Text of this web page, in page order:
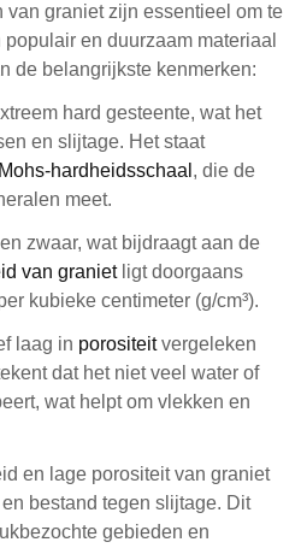
van graniet zijn essentieel om te
en duurzaam materiaal
de belangrijkste kenmerken:
hard gesteente, wat het
en slijtage. Het staat
Mohs-hardheidsschaal , die de
meet.
zwaar, wat bijdraagt aan de
van granietligt doorgaans
kubieke centimeter (g/cm³).
laag in porositeitvergeleken
dat het niet veel water of
wat helpt om vlekken en
en lage porositeit van graniet
bestand tegen slijtage. Dit
gebieden en